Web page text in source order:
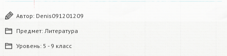
Автор: Denis091201209
Предмет: Литература
Уровень: 5 - 9 класс